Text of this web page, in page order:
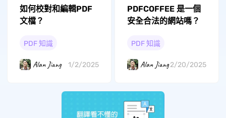
如何校對和編輯PDF
文檔？
PDF 知識
Alan Jiang 1/2/2025
PDFCOFFEE 是一個
安全合法的網站嗎？
PDF 知識
Alan Jiang2/20/2025